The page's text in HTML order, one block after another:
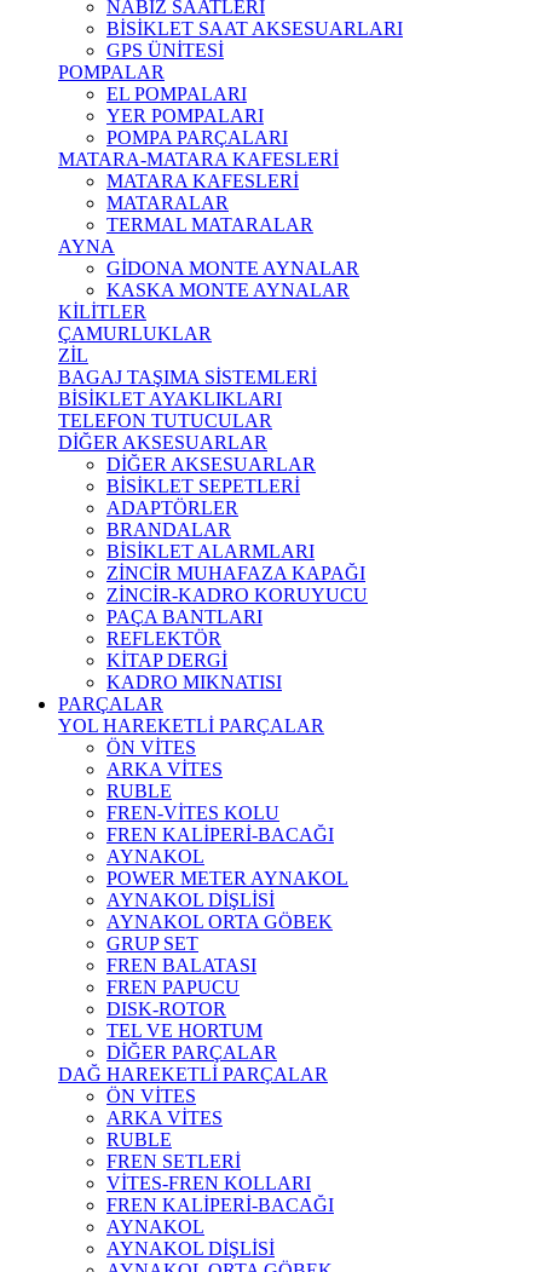
NABIZ SAATLERİ
BİSİKLET SAAT AKSESUARLARI
GPS ÜNİTESİ
POMPALAR
EL POMPALARI
YER POMPALARI
POMPA PARÇALARI
MATARA-MATARA KAFESLERİ
MATARA KAFESLERİ
MATARALAR
TERMAL MATARALAR
AYNA
GİDONA MONTE AYNALAR
KASKA MONTE AYNALAR
KİLİTLER
ÇAMURLUKLAR
ZİL
BAGAJ TAŞIMA SİSTEMLERİ
BİSİKLET AYAKLIKLARI
TELEFON TUTUCULAR
DİĞER AKSESUARLAR
DİĞER AKSESUARLAR
BİSİKLET SEPETLERİ
ADAPTÖRLER
BRANDALAR
BİSİKLET ALARMLARI
ZİNCİR MUHAFAZA KAPAĞI
ZİNCİR-KADRO KORUYUCU
PAÇA BANTLARI
REFLEKTÖR
KİTAP DERGİ
KADRO MIKNATISI
PARÇALAR
YOL HAREKETLİ PARÇALAR
ÖN VİTES
ARKA VİTES
RUBLE
FREN-VİTES KOLU
FREN KALİPERİ-BACAĞI
AYNAKOL
POWER METER AYNAKOL
AYNAKOL DİŞLİSİ
AYNAKOL ORTA GÖBEK
GRUP SET
FREN BALATASI
FREN PAPUCU
DISK-ROTOR
TEL VE HORTUM
DİĞER PARÇALAR
DAĞ HAREKETLİ PARÇALAR
ÖN VİTES
ARKA VİTES
RUBLE
FREN SETLERİ
VİTES-FREN KOLLARI
FREN KALİPERİ-BACAĞI
AYNAKOL
AYNAKOL DİŞLİSİ